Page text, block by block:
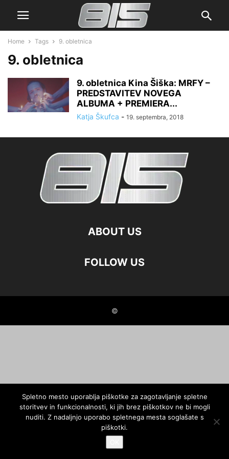
Home Tags 9. obletnica
9. obletnica
9. obletnica Kina Šiška: MRFY –
PREDSTAVITEV NOVEGA
ALBUMA + PREMIERA...
Katja Škufca - 19. septembra, 2018
ABOUT US
FOLLOW US
©
Spletno mesto uporablja piškotke za zagotavljanje spletne
storitvev in funkcionalnosti, ki jih brez piškotkov ne bi mogli
nuditi. Z nadaljnjo uporabo spletnega mesta soglašate s
piškotki.